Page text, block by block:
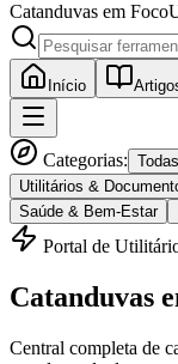
Catanduvas em Foco
Início
Categorias:
Utilitários &
Saúde & Bem-Estar
Portal de
Catanduvas
Central completa de